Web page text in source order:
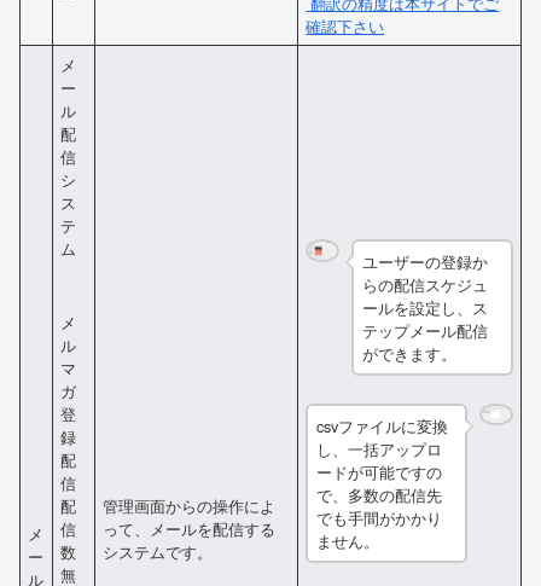
確認下さい
メ
ー
ル
メ
ー
ル
配
信
シ
ス
テ
ム
メ
ル
マ
ガ
登
録
配
信
配
信
数
無
管理画面からの操作によ
って、メールを配信する
システムです。
ユーザーの登録か
らの配信スケジュ
ールを設定し、ス
テップメール配信
ができます。
csvファイルに変換
し、一括アップロ
ードが可能ですの
で、多数の配信先
でも手間がかかり
ません。